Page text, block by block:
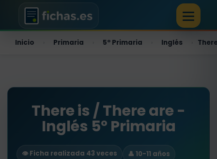
Inicio Primaria 5º Primaria Inglés
There is / There are -
Inglés 5º Primaria
👁️ Ficha realizada 43 veces
👤 10-11 años